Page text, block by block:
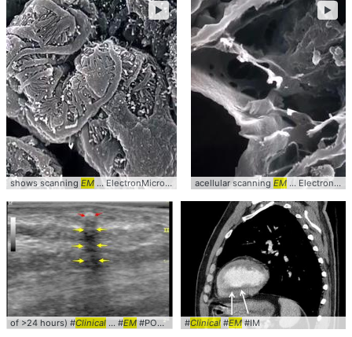
shows scanning EM ... ElectronMicroscopy #SEM # clinical
►
acellular scanning EM ... ElectronMicroscopy #SEM #
►
of >24 hours) #Clinical ... #EM#POCUS #Subcutaneous #Clinical #EM#IM